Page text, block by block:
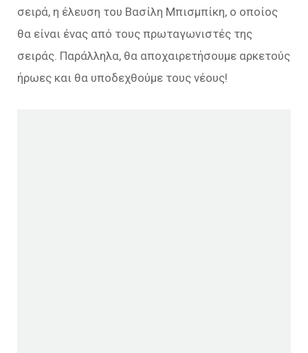
σειρά, η έλευση του Βασίλη Μπισμπίκη, ο οποίος
θα είναι ένας από τους πρωταγωνιστές της
σειράς. Παράλληλα, θα αποχαιρετήσουμε αρκετούς
ήρωες και θα υποδεχθούμε τους νέους!